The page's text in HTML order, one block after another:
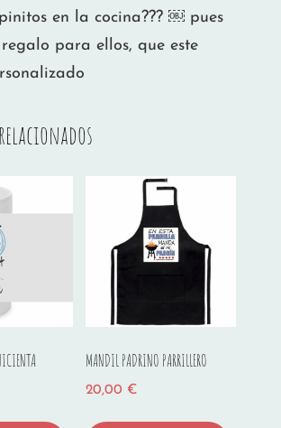
en la cocina??? ￼ pues
para ellos, que este
MANDIL PADRINO PARRILLERO
20,00 €